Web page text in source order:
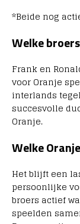
*Beide nog
Welke
Frank en
voor Oranje
interlands
succesvolle
Oranje.
Welke
Het blijft een
persoonlijke
broers actief
speelden